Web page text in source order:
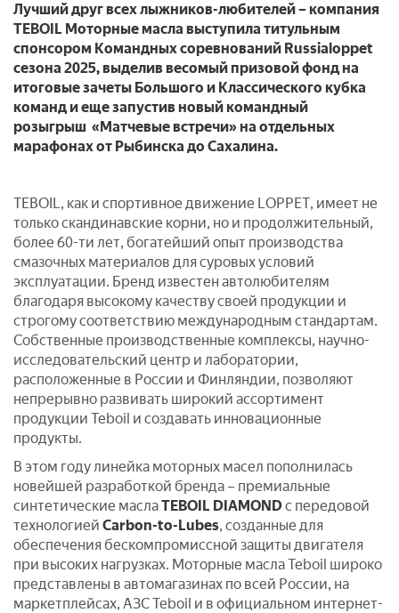
Лучший друг всех лыжников-любителей – компания
TEBOIL Моторные масла выступила титульным
спонсором Командных соревнований Russialoppet
сезона 2025, выделив весомый призовой фонд на
итоговые зачеты Большого и Классического кубка
команд и еще запустив новый командный
розыгрыш «Матчевые встречи» на отдельных
марафонах от Рыбинска до Сахалина.
TEBOIL, как и спортивное движение LOPPET, имеет не
только скандинавские корни, но и продолжительный,
более 60-ти лет, богатейший опыт производства
смазочных материалов для суровых условий
эксплуатации. Бренд известен автолюбителям
благодаря высокому качеству своей продукции и
строгому соответствию международным стандартам.
Собственные производственные комплексы, научно-
исследовательский центр и лаборатории,
расположенные в России и Финляндии, позволяют
непрерывно развивать широкий ассортимент
продукции Teboil и создавать инновационные
продукты.
В этом году линейка моторных масел пополнилась
новейшей разработкой бренда – премиальные
синтетические маслаTEBOIL DIAMONDс передовой
технологией Carbon-to-Lubes, созданные для
обеспечения бескомпромиссной защиты двигателя
при высоких нагрузках. Моторные масла Teboil широко
представлены в автомагазинах по всей России, на
маркетплейсах, АЗС Teboil и в официальном интернет-